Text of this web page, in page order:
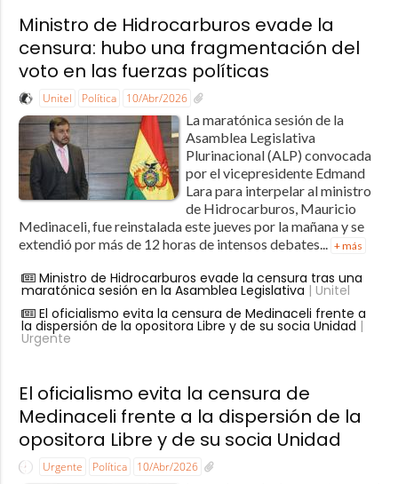
Ministro de Hidrocarburos evade la
censura: hubo una fragmentación del
voto en las fuerzas políticas
Unitel Política 10/Abr/2026
La maratónica sesión de la
Asamblea Legislativa
Plurinacional (ALP) convocada
por el vicepresidente Edmand
Lara para interpelar al ministro
de Hidrocarburos, Mauricio
Medinaceli, fue reinstalada este jueves por la mañana y se
extendió por más de 12 horas de intensos debates... + más
Ministro de Hidrocarburos evade la censura tras una
maratónica sesión en la Asamblea Legislativa | Unitel
El oficialismo evita la censura de Medinaceli frente a
la dispersión de la opositora Libre y de su socia Unidad |
Urgente
El oficialismo evita la censura de
Medinaceli frente a la dispersión de la
opositora Libre y de su socia Unidad
Urgente Política 10/Abr/2026